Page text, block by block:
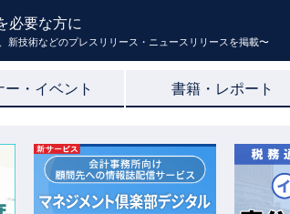
必要な方に
新技術などのプレスリリース・ニュースリリースを掲載〜
ー・イベント 書籍・レポート